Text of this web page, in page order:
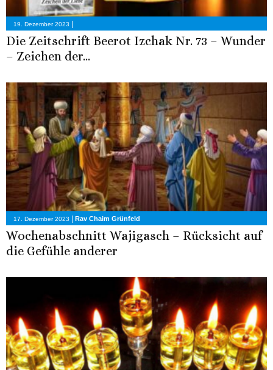
19. Dezember 2023 |
Die Zeitschrift Beerot Izchak Nr. 73 – Wunder
– Zeichen der...
17. Dezember 2023 Rav Chaim Grünfeld
Wochenabschnitt Wajigasch – Rücksicht auf
die Gefühle anderer